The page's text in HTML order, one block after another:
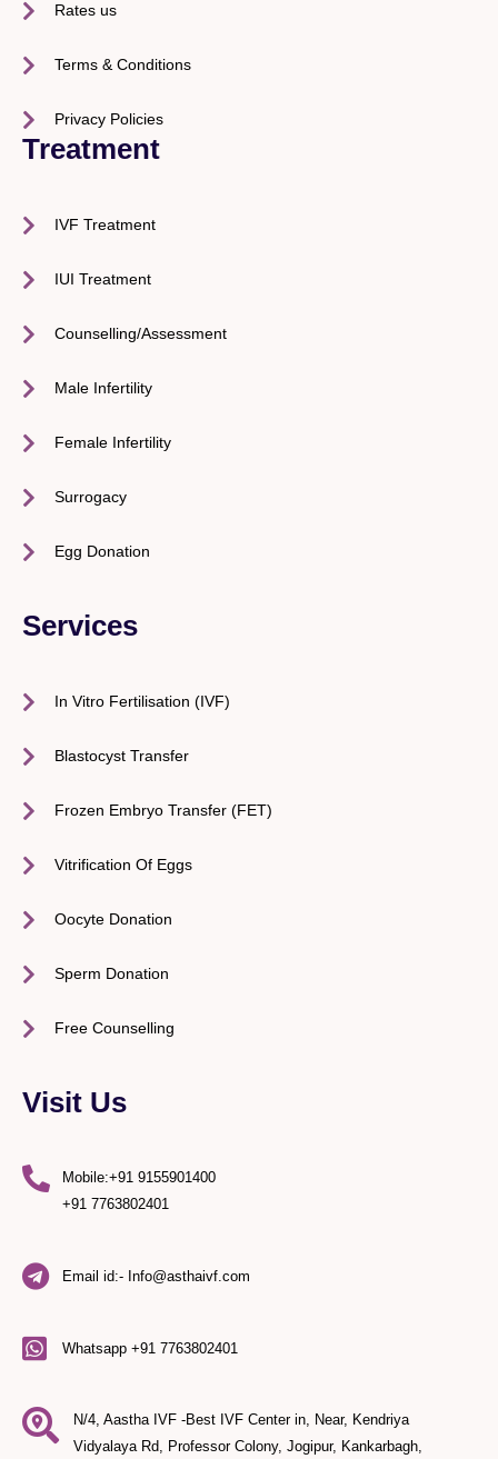
Rates us
Terms & Conditions
Privacy Policies
Treatment
IVF Treatment
IUI Treatment
Counselling/Assessment
Male Infertility
Female Infertility
Surrogacy
Egg Donation
Services
In Vitro Fertilisation (IVF)
Blastocyst Transfer
Frozen Embryo Transfer (FET)
Vitrification Of Eggs
Oocyte Donation
Sperm Donation
Free Counselling
Visit Us
Mobile:+91 9155901400
+91 7763802401
Email id:- Info@asthaivf.com
Whatsapp +91 7763802401
N/4, Aastha IVF -Best IVF Center in, Near, Kendriya
Vidyalaya Rd, Professor Colony, Jogipur, Kankarbagh,